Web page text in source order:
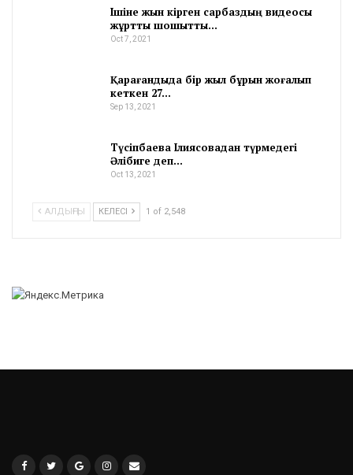
Ішіне жын кірген сарбаздың видеосы
жұртты шошытты…
Oct 7, 2021
Қарағандыда бір жыл бұрын жоғалып
кеткен 27…
Sep 13, 2021
Түсіпбаева Ілиясовадан түрмедегі
Әлібиге деп…
Oct 13, 2021
АЛДЫҢҒЫ КЕЛЕСІ 1 of 2,548